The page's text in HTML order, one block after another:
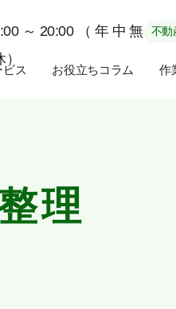
～20:00（年中無
不動
ビス お役立ちコラム 作
理